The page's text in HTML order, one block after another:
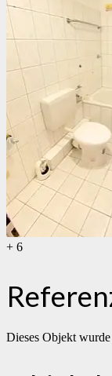
+ 6
Dieses Objekt